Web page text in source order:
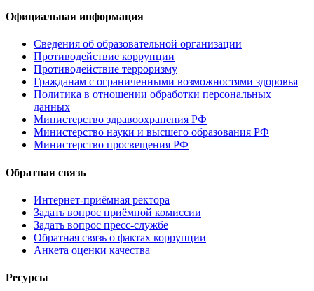
Официальная информация
Сведения об образовательной организации
Противодействие коррупции
Противодействие терроризму
Гражданам с ограниченными возможностями здоровья
Политика в отношении обработки персональных
данных
Министерство здравоохранения РФ
Министерство науки и высшего образования РФ
Министерство просвещения РФ
Обратная связь
Интернет-приёмная ректора
Задать вопрос приёмной комиссии
Задать вопрос пресс-службе
Обратная связь о фактах коррупции
Анкета оценки качества
Ресурсы